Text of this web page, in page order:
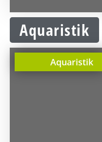
Aquaristik
Aquaristik